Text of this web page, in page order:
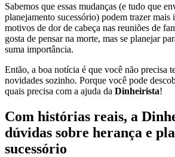
Sabemos que essas mudanças (e tudo que
planejamento sucessório) podem trazer mais
motivos de dor de cabeça nas reuniões de
gosta de pensar na morte, mas se planejar
suma importância.
Então, a boa notícia é que você não precisa
novidades sozinho. Porque você pode
quais precisa com a ajuda da Dinheirista!
Com histórias reais, a
dúvidas sobre herança e
sucessório